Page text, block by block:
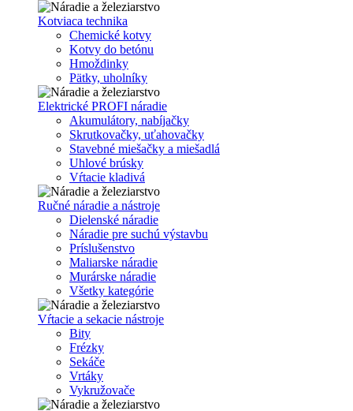
Kotviaca technika
Chemické kotvy
Kotvy do betónu
Hmoždinky
Pätky, uholníky
Elektrické PROFI náradie
Akumulátory, nabíjačky
Skrutkovačky, uťahovačky
Stavebné miešačky a miešadlá
Uhlové brúsky
Vŕtacie kladivá
Ručné náradie a nástroje
Dielenské náradie
Náradie pre suchú výstavbu
Príslušenstvo
Maliarske náradie
Murárske náradie
Všetky kategórie
Vŕtacie a sekacie nástroje
Bity
Frézky
Sekáče
Vrtáky
Vykružovače